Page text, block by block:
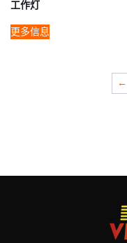
工作灯
更多信息
←